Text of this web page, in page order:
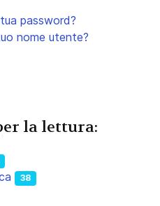
password?
nome utente?
la lettura:
38